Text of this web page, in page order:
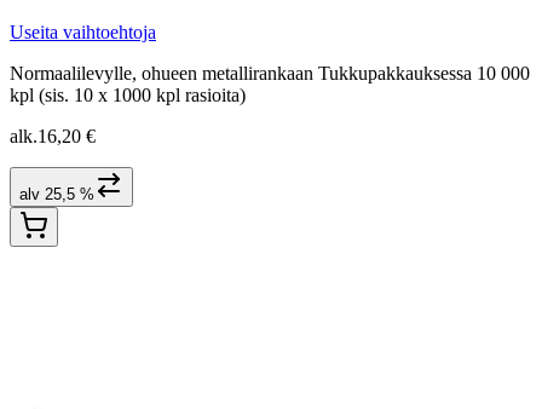
Useita vaihtoehtoja
Normaalilevylle, ohueen metallirankaan Tukkupakkauksessa 10 000
kpl (sis. 10 x 1000 kpl rasioita)
alk.16,20 €
alv 25,5 %